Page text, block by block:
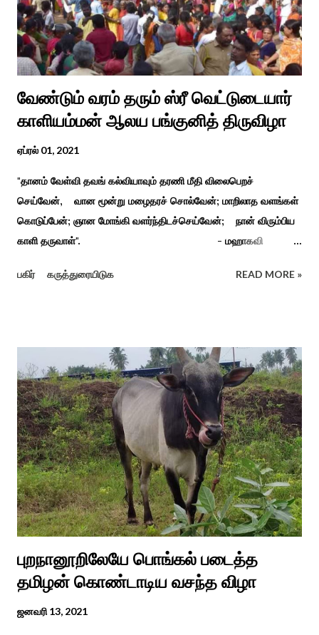
வேண்டும் வரம் தரும் ஸ்ரீ வெட்டுடையார்
காளியம்மன் ஆலய பங்குனித் திருவிழா
ஏப்ரல் 01, 2021
"தானம் வேள்வி தவங் கல்வியாவும் தரணி மீதி விலைபெறச்
செய்வேன், வான மூன்று மழைதரச் சொல்வேன்; மாறிலாத வளங்கள்
கொடுப்பேன்; ஞான மோங்கி வளர்ந்திடச்செய்வேன்; நான் விரும்பிய
காளி தருவாள்". - மஹாகவி
கொல்லங்குடி கிராம பக்தரின் கனவில் அய்யனார் தோன்றி
எடுத்த அய்யனார் என“வெட்டுடைய அய்யனார்“ நாமம் கோவில்
அமைத்து பூஜித்தனர். ஆங்கிலேய கிழக்கிந்திய ஆட்சியில் சிவகங்கை
இரண்டாம் மன்னர் முத்துவடுகநாதத் தேவர் ஆங்கிலேயரை எதிர்க்க
அவர்களால் காளையார் கோவிலில் இரண்டாம் மனைவி கௌரி
நாச்சியாருடன் கொல்லபட்டார். அவரது முதல் மனைவி
வேலுநாச்சியார...
பகிர் கருத்துரையிடுக READ MORE »
புறநானூறிலேயே பொங்கல் படைத்த
தமிழன் கொண்டாடிய வசந்த விழா
ஜனவரி 13, 2021